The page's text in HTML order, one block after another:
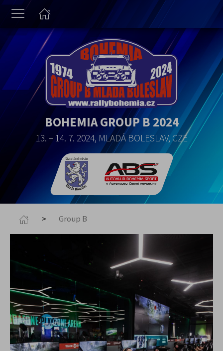
BOHEMIA GROUP B 2024
13. – 14. 7. 2024, MLADÁ BOLESLAV, CZE
Group B